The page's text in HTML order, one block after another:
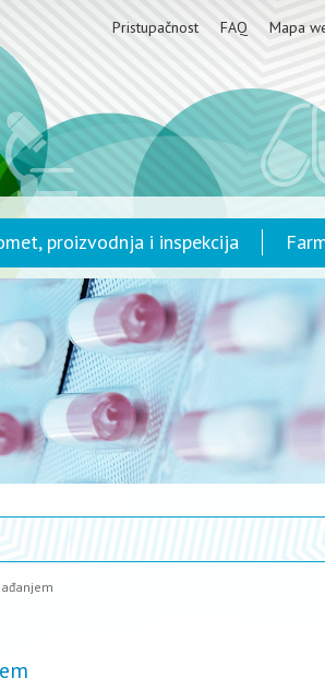
Pristupačnost FAQ Mapa
proizvodnja i inspekcija